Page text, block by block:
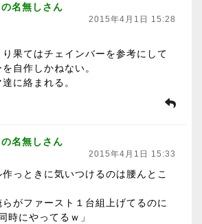
名無しさん
2015年4月1日 15:28
果てはチェインバーを参考にして
自作しかねない。
に絡まれる。
名無しさん
2015年4月1日 15:33
っときに気いつけるのは腰んとこ
がファースト１台組上げてるのに
時にやってるｗ」